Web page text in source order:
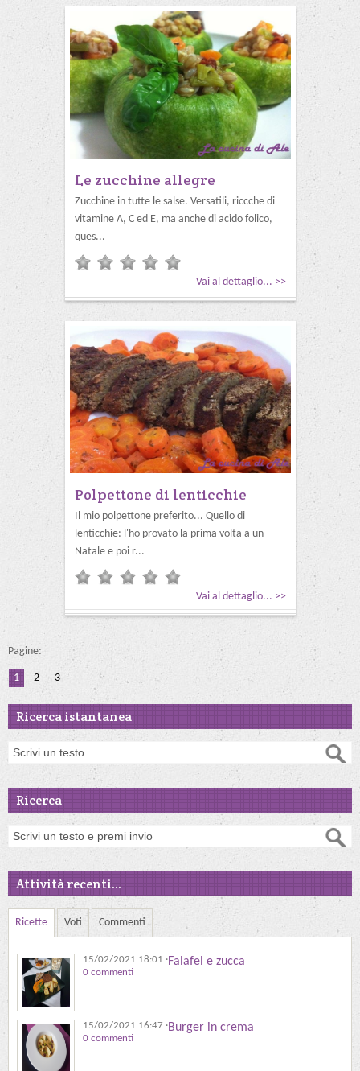
Le zucchine allegre
Zucchine in tutte le salse. Versatili, riccche di
vitamine A, C ed E, ma anche di acido folico,
ques...
Vai al dettaglio... >>
Polpettone di lenticchie
Il mio polpettone preferito... Quello di
lenticchie: l'ho provato la prima volta a un
Natale e poi r...
Vai al dettaglio... >>
Pagine:
1 2 3
Ricerca istantanea
Ricerca
Attività recenti...
Ricette Voti Commenti
Falafel e zucca
15/02/2021 18:01 ·
0 commenti
Burger in crema
15/02/2021 16:47 ·
0 commenti